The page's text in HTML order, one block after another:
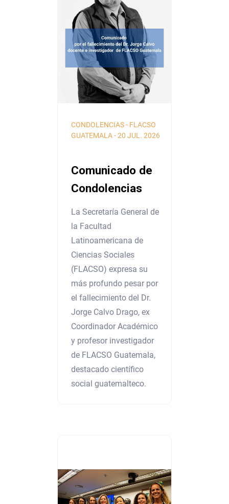
CONDOLENCIAS- FLACSO
GUATEMALA-20 JUL. 2026
Comunicado de
Condolencias
La Secretaría General de
la Facultad
Latinoamericana de
Ciencias Sociales
(FLACSO) expresa su
más profundo pesar por
el fallecimiento del Dr.
Jorge Calvo Drago, ex
Coordinador Académico
y profesor investigador
de FLACSO Guatemala,
destacado científico
social guatemalteco.